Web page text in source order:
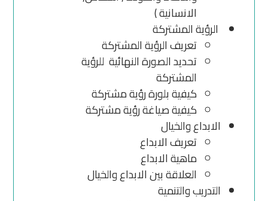
الانسانية )
الرؤية المشتركة
تعريف الرؤية المشتركة
تحديد الصورة النهائية للرؤية
المشتركة
كيفية بلورة رؤية مشتركة
كيفية صياغة رؤية مشتركة
الابداع والخيال
تعريف الابداع
ماهية الابداع
العلاقة بين الابداع والخيال
التدريب والتنمية